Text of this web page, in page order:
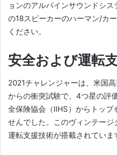
ョンのアルパインサウンドシ
の18スピーカーのハーマン/カ
ください。
安全および運転
2021チャレンジャーは、米国
からの衝突試験で、4つ星の評
全保険協会（IIHS）からトップ
せんでした。
このヴィンテー
運転支援技術が搭載されていま